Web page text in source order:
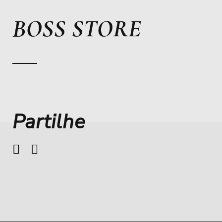
BOSS STORE
Partilhe